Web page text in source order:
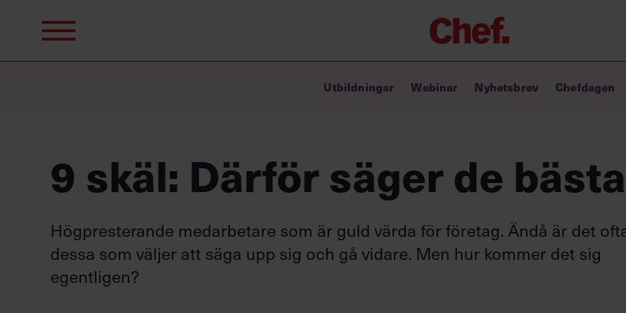
efter: Chefakademin+
Lyft ditt ledarskap med C+
Ledarskapstest
Chef GPT – din chefsassistent i
Utbildningar Webinar Nyhetsbrev Chefdagen
9 skäl: Därför säger de
Högpresterande medarbetare som är guld värda för företag. Ändå är det
dessa som väljer att säga upp sig och gå vidare. Men hur kommer det sig
egentligen?